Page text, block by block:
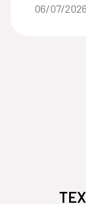
Date of the
06/07/2026